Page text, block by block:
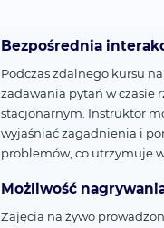
Bezpośrednia
Podczas zdalnego kursu
zadawania pytań w czasie
stacjonarnym. Instruktor
wyjaśniać zagadnienia i
problemów, co utrzymuje
Możliwość
Zajęcia na żywo